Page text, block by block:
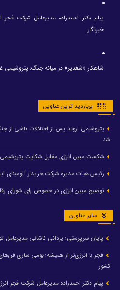
پیام دکتر احمدزاده مدیرعامل شرکت
خبرنگار:
شاهکار «شغدیر» در میانه جنگ؛ پتروشیمی
پربازدید ترین عناوین
شد
شکست مبین انرژی مقابل شکایت
رئیس هیات مدیره شرکت خریدار آلومینای
توضیح مبین انرژی در خصوص رای شورای
سایر عناوین
پایان سرپرستی؛ یزدانی کاشانی
فجر با انرژی‌تر از همیشه؛ بومی سازی
کشور
پیام دکتر احمدزاده مدیرعامل شرکت فجر